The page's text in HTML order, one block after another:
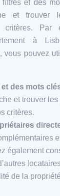
filtres et des
et trouver
critères. Par
à
vous pouvez
des mots
et trouver
critères.
également
de la